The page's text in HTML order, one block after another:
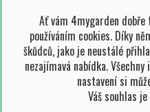
Ať vám 4mygarden
používáním cookies. Díky
škůdců, jako je neustálé
nezajímavá nabídka.
nastavení si
Váš souhlas